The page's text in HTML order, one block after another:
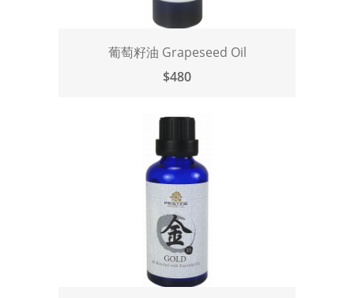
葡萄籽油 Grapeseed Oil
$480